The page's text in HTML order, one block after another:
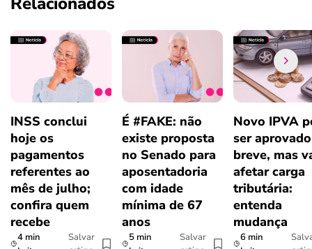
INSS conclui
hoje os
pagamentos
referentes ao
mês de julho;
confira quem
recebe
4 min
Salvar
É #FAKE: não
existe proposta
no Senado para
aposentadoria
com idade
mínima de 67
anos
5 min
Salvar
Novo IPVA
ser
breve, mas
afetar carga
tributária:
entenda
mudança
6 min